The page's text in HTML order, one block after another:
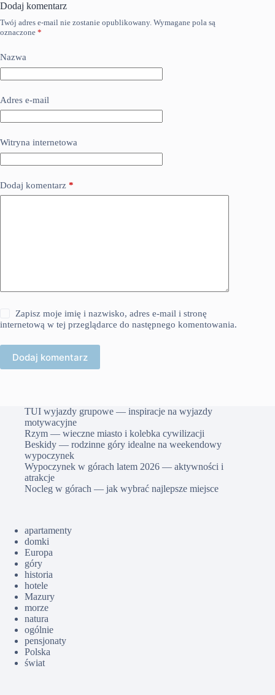
Dodaj komentarz
Twój adres e-mail nie zostanie opublikowany. Wymagane pola są
oznaczone *
Nazwa
Adres e-mail
Witryna internetowa
Dodaj komentarz *
Zapisz moje imię i nazwisko, adres e-mail i stronę
internetową w tej przeglądarce do następnego komentowania.
Dodaj komentarz
TUI wyjazdy grupowe — inspiracje na wyjazdy
motywacyjne
Rzym — wieczne miasto i kolebka cywilizacji
Beskidy — rodzinne góry idealne na weekendowy
wypoczynek
Wypoczynek w górach latem 2026 — aktywności i
atrakcje
Nocleg w górach — jak wybrać najlepsze miejsce
apartamenty
domki
Europa
góry
historia
hotele
Mazury
morze
natura
ogólnie
pensjonaty
Polska
świat